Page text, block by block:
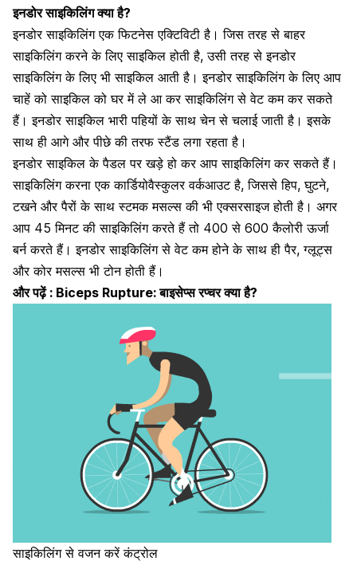
इनडोर साइकिलिंग क्या है?
इनडोर साइकिलिंग एक फिटनेस एक्टिविटी है । जिस तरह से बाहर
साइकिलिंग करने के लिए साइकिल होती है, उसी तरह से इनडोर
साइकिलिंग के लिए भी साइकिल आती है। इनडोर साइकिलिंग के लिए आप
चाहें को साइकिल को घर में ले आ कर साइकिलिंग से वेट कम कर सकते
हैं। इनडोर साइकिल भारी पहियों के साथ चेन से चलाई जाती है। इसके
साथ ही आगे और पीछे की तरफ स्टैंड लगा रहता है।
इनडोर साइकिल के पैडल पर खड़े हो कर आप साइकिलिंग कर सकते हैं।
साइकिलिंग करना एककार्डियोवैस्कुलर वर्कआउट है, जिससे हिप, घुटने,
टखने और पैरों के साथ स्टमक मसल्स की भी एक्सरसाइज होती है। अगर
आप 45 मिनट की साइकिलिंग करते हैं तो 400 से 600कैलोरी ऊर्जा
बर्न करते हैं। इनडोर साइकिलिंग से वेट कम होने के साथ ही पैर, ग्लूट्स
और कोर मसल्स भी टोन होती हैं।
और पढ़ें : Biceps Rupture: बाइसेप्स रप्चर क्या है?
साइकिलिंग से वजन करें कंट्रोल